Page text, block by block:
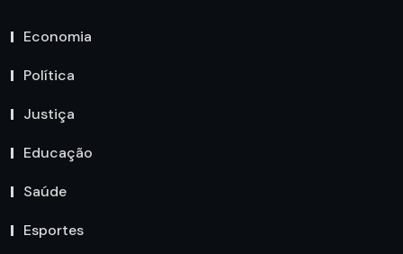
Economia
Política
Justiça
Educação
Saúde
Esportes